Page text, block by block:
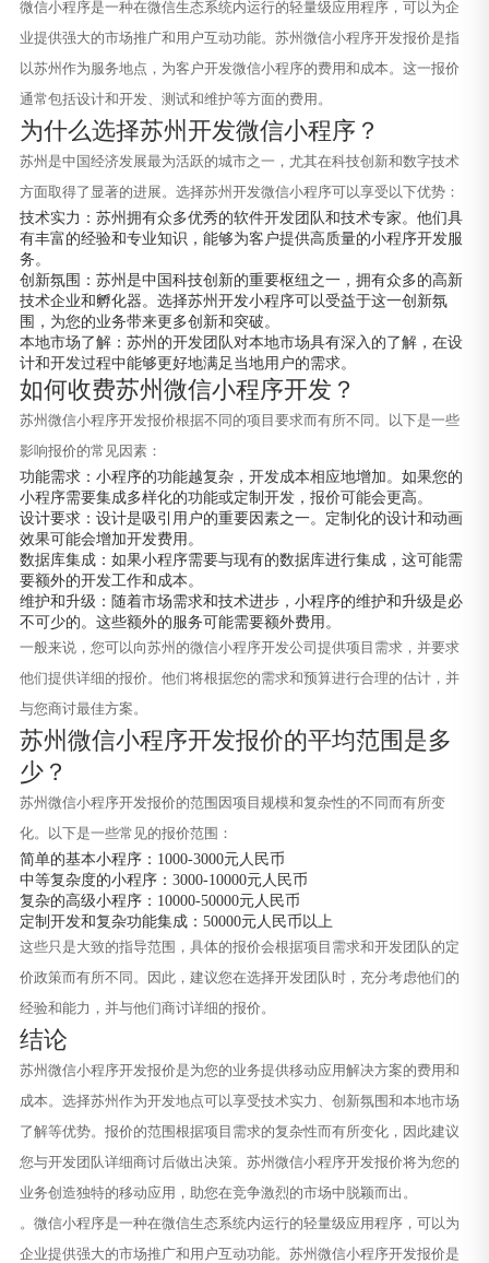
微信小程序是一种在微信生态系统内运行的轻量级应用程序，可以为企
业提供强大的市场推广和用户互动功能。苏州微信小程序开发报价是指
以苏州作为服务地点，为客户开发微信小程序的费用和成本。这一报价
通常包括设计和开发、测试和维护等方面的费用。
为什么选择苏州开发微信小程序？
苏州是中国经济发展最为活跃的城市之一，尤其在科技创新和数字技术
方面取得了显著的进展。选择苏州开发微信小程序可以享受以下优势：
技术实力：苏州拥有众多优秀的软件开发团队和技术专家。他们具
有丰富的经验和专业知识，能够为客户提供高质量的小程序开发服
务。
创新氛围：苏州是中国科技创新的重要枢纽之一，拥有众多的高新
技术企业和孵化器。选择苏州开发小程序可以受益于这一创新氛
围，为您的业务带来更多创新和突破。
本地市场了解：苏州的开发团队对本地市场具有深入的了解，在设
计和开发过程中能够更好地满足当地用户的需求。
如何收费苏州微信小程序开发？
苏州微信小程序开发报价根据不同的项目要求而有所不同。以下是一些
影响报价的常见因素：
功能需求：小程序的功能越复杂，开发成本相应地增加。如果您的
小程序需要集成多样化的功能或定制开发，报价可能会更高。
设计要求：设计是吸引用户的重要因素之一。定制化的设计和动画
效果可能会增加开发费用。
数据库集成：如果小程序需要与现有的数据库进行集成，这可能需
要额外的开发工作和成本。
维护和升级：随着市场需求和技术进步，小程序的维护和升级是必
不可少的。这些额外的服务可能需要额外费用。
一般来说，您可以向苏州的微信小程序开发公司提供项目需求，并要求
他们提供详细的报价。他们将根据您的需求和预算进行合理的估计，并
与您商讨最佳方案。
苏州微信小程序开发报价的平均范围是多
少？
苏州微信小程序开发报价的范围因项目规模和复杂性的不同而有所变
化。以下是一些常见的报价范围：
简单的基本小程序：1000-3000元人民币
中等复杂度的小程序：3000-10000元人民币
复杂的高级小程序：10000-50000元人民币
定制开发和复杂功能集成：50000元人民币以上
这些只是大致的指导范围，具体的报价会根据项目需求和开发团队的定
价政策而有所不同。因此，建议您在选择开发团队时，充分考虑他们的
经验和能力，并与他们商讨详细的报价。
结论
苏州微信小程序开发报价是为您的业务提供移动应用解决方案的费用和
成本。选择苏州作为开发地点可以享受技术实力、创新氛围和本地市场
了解等优势。报价的范围根据项目需求的复杂性而有所变化，因此建议
您与开发团队详细商讨后做出决策。苏州微信小程序开发报价将为您的
业务创造独特的移动应用，助您在竞争激烈的市场中脱颖而出。
。微信小程序是一种在微信生态系统内运行的轻量级应用程序，可以为
企业提供强大的市场推广和用户互动功能。苏州微信小程序开发报价是